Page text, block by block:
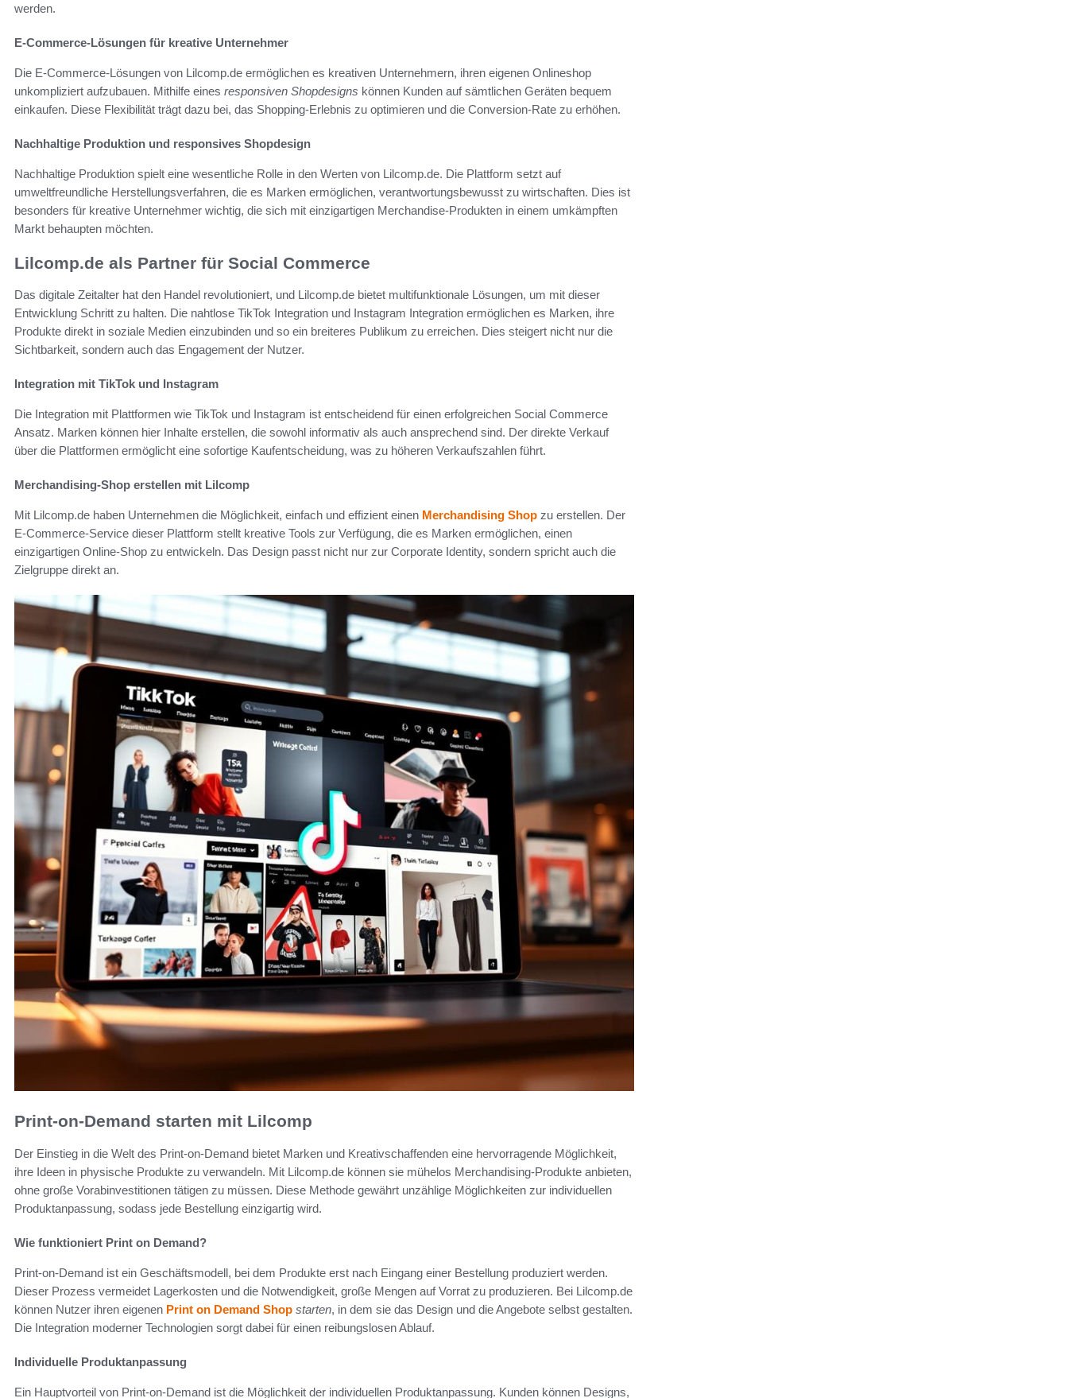
werden.
E-Commerce-Lösungen für kreative Unternehmer
Die E-Commerce-Lösungen von Lilcomp.de ermöglichen es kreativen Unternehmern, ihren eigenen Onlineshop
unkompliziert aufzubauen. Mithilfe eines responsiven Shopdesigns können Kunden auf sämtlichen Geräten bequem
einkaufen. Diese Flexibilität trägt dazu bei, das Shopping-Erlebnis zu optimieren und die Conversion-Rate zu erhöhen.
Nachhaltige Produktion und responsives Shopdesign
Nachhaltige Produktion spielt eine wesentliche Rolle in den Werten von Lilcomp.de. Die Plattform setzt auf
umweltfreundliche Herstellungsverfahren, die es Marken ermöglichen, verantwortungsbewusst zu wirtschaften. Dies ist
besonders für kreative Unternehmer wichtig, die sich mit einzigartigen Merchandise-Produkten in einem umkämpften
Markt behaupten möchten.
Lilcomp.de als Partner für Social Commerce
Das digitale Zeitalter hat den Handel revolutioniert, und Lilcomp.de bietet multifunktionale Lösungen, um mit dieser
Entwicklung Schritt zu halten. Die nahtlose TikTok Integration und Instagram Integration ermöglichen es Marken, ihre
Produkte direkt in soziale Medien einzubinden und so ein breiteres Publikum zu erreichen. Dies steigert nicht nur die
Sichtbarkeit, sondern auch das Engagement der Nutzer.
Integration mit TikTok und Instagram
Die Integration mit Plattformen wie TikTok und Instagram ist entscheidend für einen erfolgreichen Social Commerce
Ansatz. Marken können hier Inhalte erstellen, die sowohl informativ als auch ansprechend sind. Der direkte Verkauf
über die Plattformen ermöglicht eine sofortige Kaufentscheidung, was zu höheren Verkaufszahlen führt.
Merchandising-Shop erstellen mit Lilcomp
Mit Lilcomp.de haben Unternehmen die Möglichkeit, einfach und effizient einen Merchandising Shop zu erstellen. Der
E-Commerce-Service dieser Plattform stellt kreative Tools zur Verfügung, die es Marken ermöglichen, einen
einzigartigen Online-Shop zu entwickeln. Das Design passt nicht nur zur Corporate Identity, sondern spricht auch die
Zielgruppe direkt an.
Print-on-Demand starten mit Lilcomp
Der Einstieg in die Welt des Print-on-Demand bietet Marken und Kreativschaffenden eine hervorragende Möglichkeit,
ihre Ideen in physische Produkte zu verwandeln. Mit Lilcomp.de können sie mühelos Merchandising-Produkte anbieten,
ohne große Vorabinvestitionen tätigen zu müssen. Diese Methode gewährt unzählige Möglichkeiten zur individuellen
Produktanpassung, sodass jede Bestellung einzigartig wird.
Wie funktioniert Print on Demand?
Print-on-Demand ist ein Geschäftsmodell, bei dem Produkte erst nach Eingang einer Bestellung produziert werden.
Dieser Prozess vermeidet Lagerkosten und die Notwendigkeit, große Mengen auf Vorrat zu produzieren. Bei Lilcomp.de
können Nutzer ihren eigenen Print on Demand Shop starten, in dem sie das Design und die Angebote selbst gestalten.
Die Integration moderner Technologien sorgt dabei für einen reibungslosen Ablauf.
Individuelle Produktanpassung
Ein Hauptvorteil von Print-on-Demand ist die Möglichkeit der individuellen Produktanpassung. Kunden können Designs,